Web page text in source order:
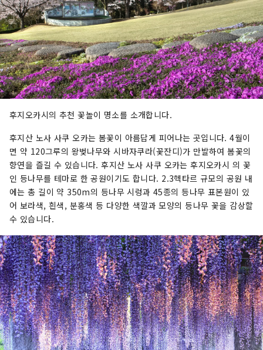
후지오카시의 추천 꽃놀이 명소를 소개합니다.
후지산 노사 사쿠 오카는 봄꽃이 아름답게 피어나는 곳입니다. 4월이
면 약 120그루의 왕벚나무와 시바자쿠라(꽃잔디)가 만발하여 봄꽃의
향연을 즐길 수 있습니다. 후지산 노사 사쿠 오카는 후지오카시 의 꽃
인 등나무를 테마로 한 공원이기도 합니다. 2.3헥타르 규모의 공원 내
에는 총 길이 약 350m의 등나무 시렁과 45종의 등나무 표본원이 있
어 보라색, 흰색, 분홍색 등 다양한 색깔과 모양의 등나무 꽃을 감상할
수 있습니다.